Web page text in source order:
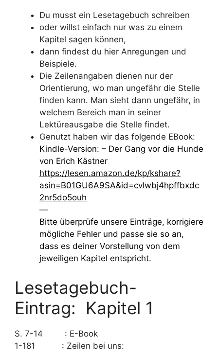
Du musst ein Lesetagebuch schreiben
oder willst einfach nur was zu einem
Kapitel sagen können,
dann findest du hier Anregungen und
Beispiele.
Die Zeilenangaben dienen nur der
Orientierung, wo man ungefähr die Stelle
finden kann. Man sieht dann ungefähr, in
welchem Bereich man in seiner
Lektüreausgabe die Stelle findet.
Genutzt haben wir das folgende EBook:
Kindle-Version: – Der Gang vor die Hunde
von Erich Kästner
https://lesen.amazon.de/kp/kshare?
asin=B01GU6A9SA&id=cvlwbj4hpffbxdc
2nr5do5ouh
—
Bitte überprüfe unsere Einträge, korrigiere
mögliche Fehler und passe sie so an,
dass es deiner Vorstellung von dem
jeweiligen Kapitel entspricht.
Lesetagebuch-
Eintrag: Kapitel 1
S. 7-14 : E-Book
1-181 : Zeilen bei uns: